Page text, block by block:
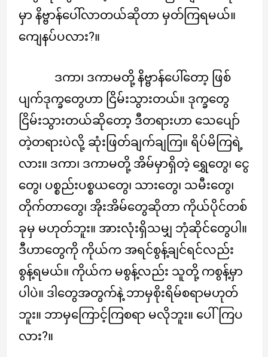
မှာ နိဗ္ဗာန်ပေါ်လာတယ်ဆိုတာ မှတ်ကြရမယ်။
ကျေနပ်ပလား?။
ဒကာ၊ ဒကာမတို့ နိဗ္ဗာန်ပေါ်တော့ ဖြစ်
ပျက်ဒုက္ခတွေဟာ ငြိမ်းသွားတယ်။ ဒုက္ခတွေ
ငြိမ်းသွားတယ်ဆိုတော့ ဒီတရားဟာ သေပျော်
တဲ့တရားပဲလို့ ဆုံးဖြတ်ချက်ချကြ။ ရိပ်မိကြရဲ့
လား။ ဒကာ၊ ဒကာမတို့ အိမ်မှာရှိတဲ့ ရွှေတွေ၊ ငွေ
တွေ၊ ပစ္စည်းပစ္စယတွေ၊ သားတွေ၊ သမီးတွေ၊
တိုက်တာတွေ၊ အိုးအိမ်တွေဆိုတာ ကိုယ်ပိုင်တစ်
ခုမှ မဟုတ်ဘူး။ အားလုံးရှိသမျှ ဘုံဆိုင်တွေပါ။
ဒီဟာတွေကို ကိုယ်က အရင်စွန့်ချင်ရင်လည်း
စွန့်ရမယ်။ ကိုယ်က မစွန့်လည်း သူတို့ ကစွန့်မှာ
ပါပဲ။ ဒါတွေအတွက်နဲ့ ဘာမှစိုးရိမ်စရာမဟုတ်
ဘူး။ ဘာမှကြောင့်ကြစရာ မလိုဘူး။ ပေါ်ကြပ
လား?။